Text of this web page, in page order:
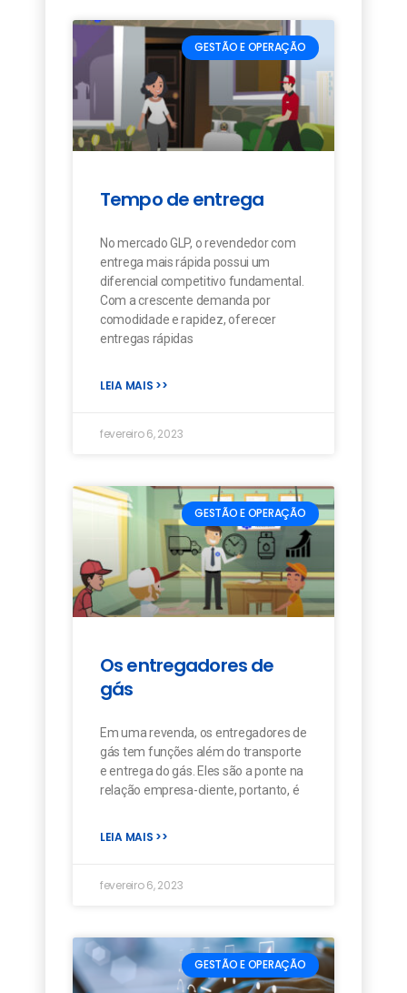
GESTÃO E OPERAÇÃO
Tempo de entrega
No mercado GLP, o revendedor com
entrega mais rápida possui um
diferencial competitivo fundamental.
Com a crescente demanda por
comodidade e rapidez, oferecer
entregas rápidas
LEIA MAIS >>
fevereiro 6, 2023
GESTÃO E OPERAÇÃO
Os entregadores de
gás
Em uma revenda, os entregadores de
gás tem funções além do transporte
e entrega do gás. Eles são a ponte na
relação empresa-cliente, portanto, é
LEIA MAIS >>
fevereiro 6, 2023
GESTÃO E OPERAÇÃO